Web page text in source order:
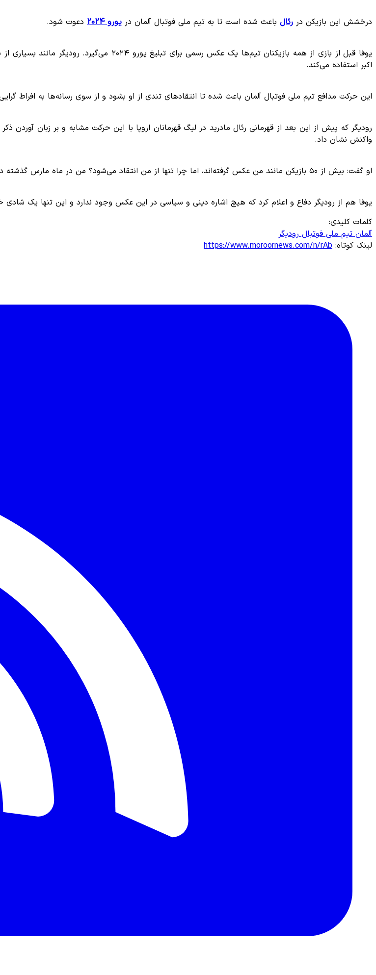
درخشش این بازیکن در رئال باعث شده است تا به تیم ملی فوتبال آلمان در یورو 2024 دعوت شود.
یوفا قبل از بازی از همه بازیکنان تیم‌ها یک عکس
اکبر استفاده می‌کند.
این حرکت مدافع تیم ملی فوتبال آلمان باعث شده تا انتقاد‌های تندی از او بشود و از سوی رسانه‌ها به افراط
رودیگر که پیش از این بعد از قهرمانی رئال مادرید در لیگ قهرمانان اروپا با این حرکت مشابه و بر زبان آوردن
واکنش نشان داد.
او گفت: بیش از ۵۰ بازیکن مانند من عکس گرفته‌اند، اما چرا تنها از من انتقاد می‌شود؟ من در ماه مارس گذشته درباره این تصویر صحبت کرده‌ام و هیچ چیزی در این زمینه تغییر نکرده است.
یوفا هم از رودیگر دفاع و اعلام کرد که هیچ اشاره دینی و سیاسی در این عکس وجود ندارد و این تنها یک
کلمات کلیدی:
آلمانتیم ملی فوتبالرودیگر
لینک کوتاه: https://www.moroornews.com/n/rAb